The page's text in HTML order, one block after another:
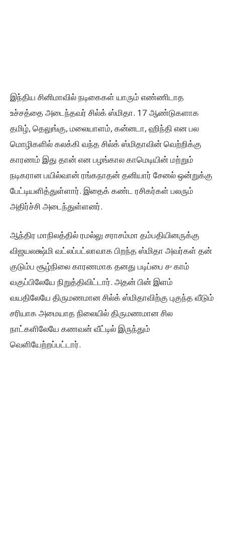
இந்திய சினிமாவில் நடிகைகள் யாரும் எண்ணிடாத
உச்சத்தை அடைந்தவர் சில்க் ஸ்மிதா. 17 ஆண்டுகளாக
தமிழ், தெலுங்கு, மலையாளம், கன்னடா, ஹிந்தி என பல
மொழிகளில் கலக்கி வந்த சில்க் ஸ்மிதாவின் வெற்றிக்கு
காரணம் இது தான் என பழங்கால காமெடியின் மற்றும்
நடிகரான பயில்வான் ரங்கநாதன் தனியார் சேனல் ஒன்றுக்கு
பேட்டியளித்துள்ளார். இதைக் கண்ட ரசிகர்கள் பலரும்
அதிர்ச்சி அடைந்துள்ளனர்.
ஆந்திர மாநிலத்தில் ரமல்லு சராசம்மா தம்பதியினருக்கு
விஜயலக்ஷ்மி வட்லப்பட்லாவாக பிறந்த ஸ்மிதா அவர்கள் தன்
குடும்ப சூழ்நிலை காரணமாக தனது படிப்பை ௪ காம்
வகுப்பிலேயே நிறுத்திவிட்டார். அதன் பின் இளம்
வயதிலேயே திருமணமான சில்க் ஸ்மிதாவிற்கு புகுந்த வீடும்
சரியாக அமையாத நிலையில் திருமணமான சில
நாட்களிலேயே கணவன் வீட்டில் இருந்தும்
வெளியேற்றப்பட்டார்.